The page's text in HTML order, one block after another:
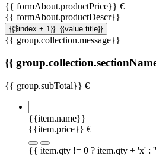
{{ formAbout.productPrice}} €
{{ formAbout.productDescr}}
{{$index + 1}}. {{value.title}}
{{ group.collection.message}}
{{
{{ group.subTotal}} €
{{item.name}}
{{item.price}} €
{{ item.qty != 0 ? item.qty + 'x' :